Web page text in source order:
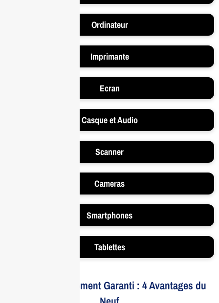
Ordinateur
Imprimante
Ecran
Casque et Audio
Scanner
Cameras
Smartphones
Tablettes
Votre Investissement Garanti : 4 Avantages du